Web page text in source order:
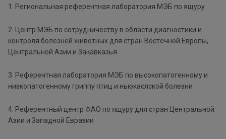
1. Региональная референт­ная лаборатория МЭБ по ящуру
2. Центр МЭБ по со­трудничеству в области диагностики и
контроля бо­лезней животных для стран Восточной Европы,
Цен­тральной Азии и Закавказья
3. Референтная лаборатория МЭБ по высокопатогенному и
низкопатогенному гриппу птиц и ньюкаслской болезни
4. Референтный центр ФАО по ящуру для стран Центральной
Азии и Западной Евразии